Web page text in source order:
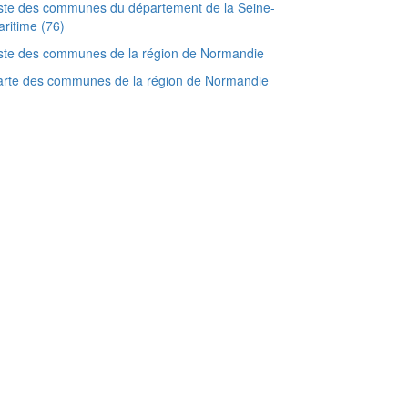
des communes du département de la Seine-
(76)
des communes de la région de Normandie
des communes de la région de Normandie